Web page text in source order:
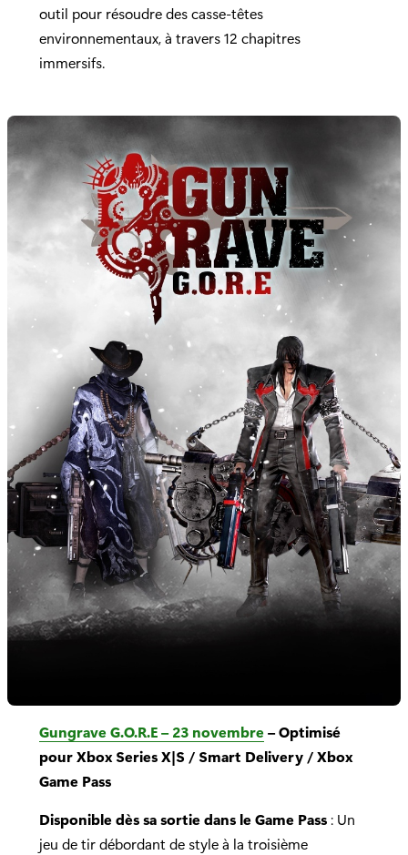
outil pour résoudre des casse-têtes
environnementaux, à travers 12 chapitres
immersifs.
Gungrave G.O.R.E – 23 novembre– Optimisé
pour Xbox Series X|S / Smart Delivery / Xbox
Game Pass
Disponible dès sa sortie dans le Game Pass : Un
jeu de tir débordant de style à la troisième